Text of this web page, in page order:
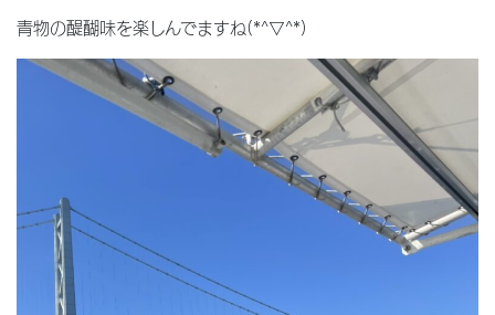
青物の醍醐味を楽しんでますね(*^▽^*)